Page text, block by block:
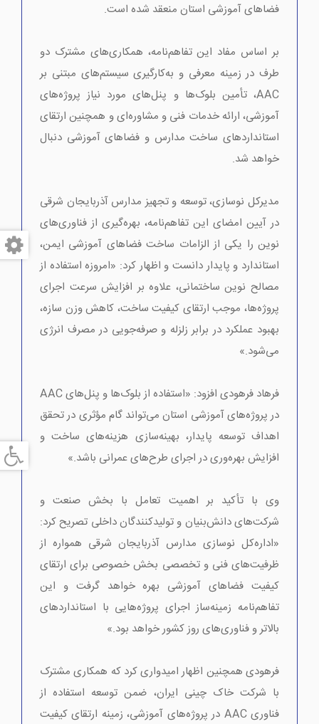
فضاهای آموزشی استان منعقد شده است.
بر اساس مفاد این تفاهم‌نامه، همکاری‌های مشترک دو
طرف در زمینه معرفی و به‌کارگیری سیستم‌های مبتنی بر
AAC، تأمین بلوک‌ها و پنل‌های مورد نیاز پروژه‌های
آموزشی، ارائه خدمات فنی و مشاوره‌ای و همچنین ارتقای
استانداردهای ساخت مدارس و فضاهای آموزشی دنبال
خواهد شد.
مدیرکل نوسازی، توسعه و تجهیز مدارس آذربایجان شرقی
در آیین امضای این تفاهم‌نامه، بهره‌گیری از فناوری‌های
نوین را یکی از الزامات ساخت فضاهای آموزشی ایمن،
استاندارد و پایدار دانست و اظهار کرد: «امروزه استفاده از
مصالح نوین ساختمانی، علاوه بر افزایش سرعت اجرای
پروژه‌ها، موجب ارتقای کیفیت ساخت، کاهش وزن سازه،
بهبود عملکرد در برابر زلزله و صرفه‌جویی در مصرف انرژی
می‌شود.»
فرهاد فرهودی افزود: «استفاده از بلوک‌ها و پنل‌های AAC
در پروژه‌های آموزشی استان می‌تواند گام مؤثری در تحقق
اهداف توسعه پایدار، بهینه‌سازی هزینه‌های ساخت و
افزایش بهره‌وری در اجرای طرح‌های عمرانی باشد.»
وی با تأکید بر اهمیت تعامل با بخش صنعت و
شرکت‌های دانش‌بنیان و تولیدکنندگان داخلی تصریح کرد:
«اداره‌کل نوسازی مدارس آذربایجان شرقی همواره از
ظرفیت‌های فنی و تخصصی بخش خصوصی برای ارتقای
کیفیت فضاهای آموزشی بهره خواهد گرفت و این
تفاهم‌نامه زمینه‌ساز اجرای پروژه‌هایی با استانداردهای
بالاتر و فناوری‌های روز کشور خواهد بود.»
فرهودی همچنین اظهار امیدواری کرد که همکاری مشترک
با شرکت خاک چینی ایران، ضمن توسعه استفاده از
فناوری AAC در پروژه‌های آموزشی، زمینه ارتقای کیفیت